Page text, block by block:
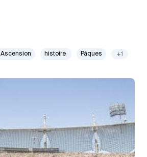
Ascension histoire Pâques +1